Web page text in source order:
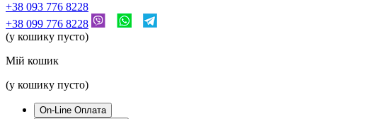
+38 093 776 8228
+38 099 776 8228
(у кошику пусто)
Мій кошик
(у кошику пусто)
On-Line Оплата